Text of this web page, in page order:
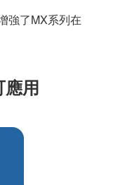
強了MX系列在
用